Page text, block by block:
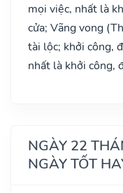
mọi việc, nhất là
cửa; Vãng vong
tài lộc; khởi công,
nhất là khởi công,
NGÀY 22
NGÀY TỐT